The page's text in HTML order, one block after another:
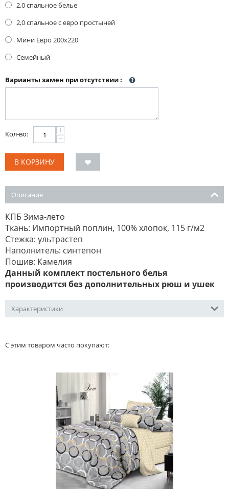
2,0 спальное белье
2,0 спальное с евро простыней
Мини Евро 200x220
Семейный
Варианты замен при отсутствии:
Кол-во: +
−
В КОРЗИНУ
Описание
КПБ Зима-лето
Ткань: Импортный поплин, 100% хлопок, 115 г/м2
Стежка: ультрастеп
Наполнитель: синтепон
Пошив: Камелия
Данный комплект постельного белья
производится без дополнительных рюш и ушек
Характеристики
С этим товаром часто покупают: